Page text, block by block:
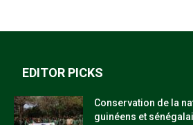
EDITOR PICKS
Conservation de la
guinéens et